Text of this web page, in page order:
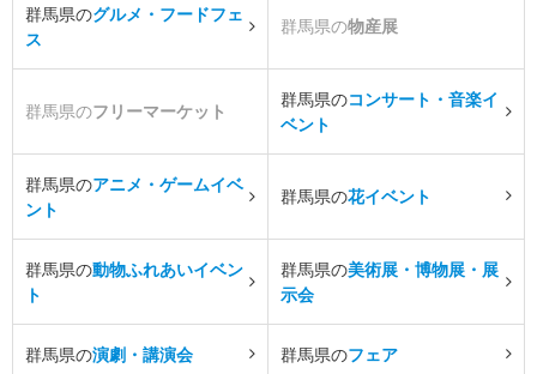
群馬県のグルメ・フードフェ
ス
群馬県の物産展
群馬県のフリーマーケット
群馬県のコンサート・音楽イ
ベント
群馬県のアニメ・ゲームイベ
ント
群馬県の花イベント
群馬県の動物ふれあいイベン
ト
群馬県の美術展・博物展・展
示会
群馬県の演劇・講演会 群馬県のフェア